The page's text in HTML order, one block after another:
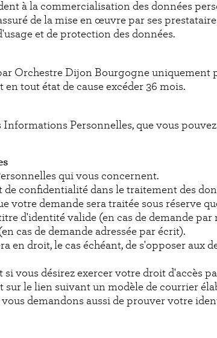
à la commercialisation des données
de la mise en œuvre par ses
et de protection des données.
Orchestre Dijon Bourgogne uniquement
tout état de cause excéder 36 mois.
Personnelles, que vous
qui vous concernent.
confidentialité dans le traitement des
votre demande sera traitée sous réserve
d'identité valide (en cas de demande
cas de demande adressée par écrit).
droit, le cas échéant, de s'opposer aux
vous désirez exercer votre droit d'accès
le lien suivant un modèle de courrier
demandons aussi de prouver votre